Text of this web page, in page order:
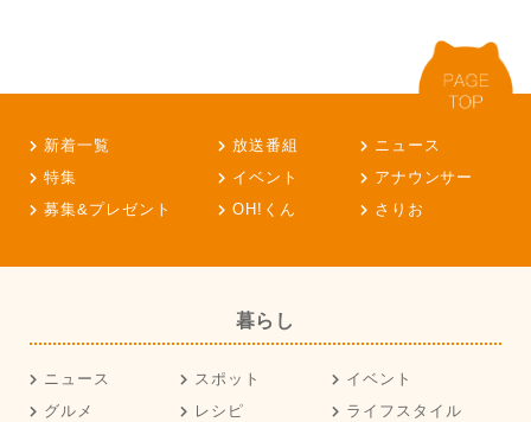
新着一覧 放送番組
ニュース
特集
イベント
アナウンサー
募集&プレゼント
OH!くん さりお
暮らし
ニュース スポット
イベント
グルメ
レシピ
ライフスタイル